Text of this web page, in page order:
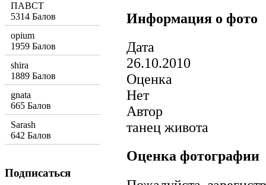
Информация о фото
Дата
26.10.2010
Оценка
Нет
Автор
танец живота
Оценка фотографии
ПАВСТ
5314 Балов
opium
1959 Балов
shira
1889 Балов
gnata
665 Балов
Sarash
642 Балов
Подписаться